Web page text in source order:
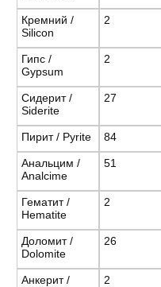
Кремний /
Silicon
2
Гипс /
Gypsum
2
Сидерит /
Siderite
27
Пирит / Pyrite 84
Анальцим /
Analcime
51
Гематит /
Hematite
2
Доломит /
Dolomite
26
Анкерит /
2